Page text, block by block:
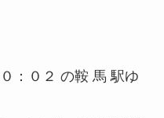
：０２ の鞍 馬 駅ゆ